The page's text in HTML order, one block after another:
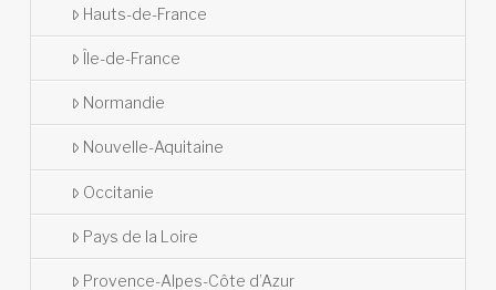
Hauts-de-France
Île-de-France
Normandie
Nouvelle-Aquitaine
Occitanie
Pays de la Loire
Provence-Alpes-Côte d’Azur